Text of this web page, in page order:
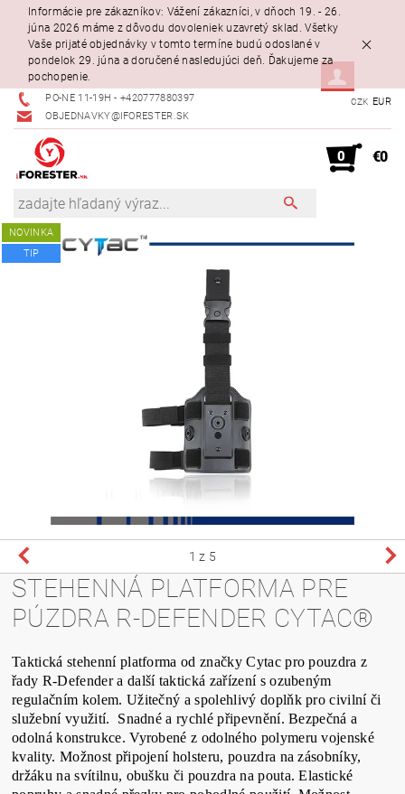
Informácie pre zákazníkov: Vážení zákazníci, v dňoch 19. - 26.
júna 2026 máme z dôvodu dovoleniek uzavretý sklad. Všetky
Vaše prijaté objednávky v tomto termíne budú odoslané v
pondelok 29. júna a doručené nasledujúci deň. Ďakujeme za
pochopenie.
PO-NE 11-19H - +420777880397
OBJEDNAVKY@IFORESTER.SK
CZK EUR
0 €0
NOVINKA
TIP
1 z 5
STEHENNÁ PLATFORMA PRE
PÚZDRA R-DEFENDER CYTAC®
Taktická stehenní platforma od značky Cytac pro pouzdra z
řady R-Defender a další taktická zařízení s ozubeným
regulačním kolem. Užitečný a spolehlivý doplňk pro civilní či
služební využití. Snadné a rychlé připevnění. Bezpečná a
odolná konstrukce. Vyrobené z odolného polymeru vojenské
kvality. Možnost připojení holsteru, pouzdra na zásobníky,
držáku na svítilnu, obušku či pouzdra na pouta. Elastické